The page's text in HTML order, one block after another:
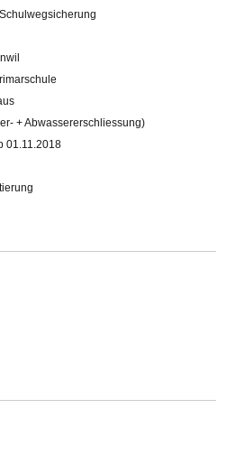
+ Abwassererschliessung)
01.11.2018